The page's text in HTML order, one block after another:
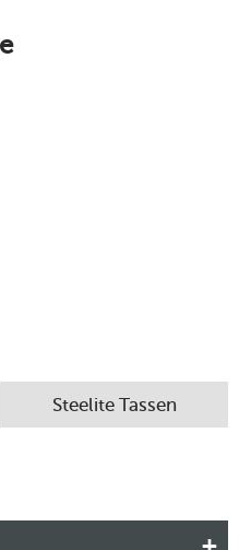
Steelite Tassen